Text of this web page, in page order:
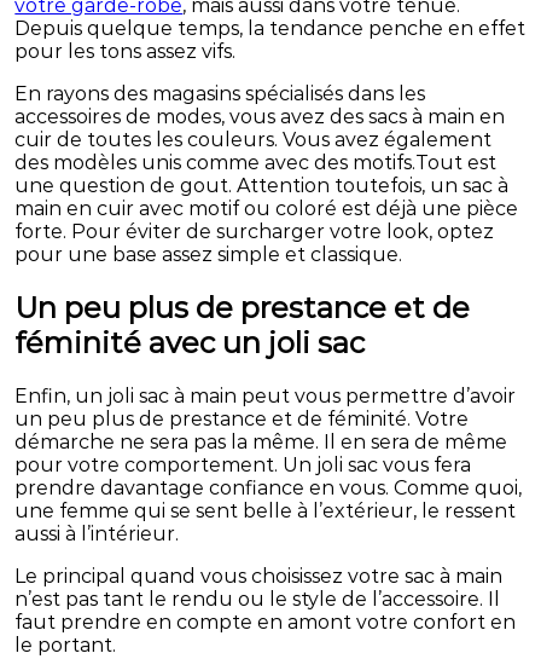
votre garde-robe, mais aussi dans votre tenue.
Depuis quelque temps, la tendance penche en effet
pour les tons assez vifs.
En rayons des magasins spécialisés dans les
accessoires de modes, vous avez des sacs à main en
cuir de toutes les couleurs. Vous avez également
des modèles unis comme avec des motifs.Tout est
une question de gout. Attention toutefois, un sac à
main en cuir avec motif ou coloré est déjà une pièce
forte. Pour éviter de surcharger votre look, optez
pour une base assez simple et classique.
Un peu plus de prestance et de
féminité avec un joli sac
Enfin, un joli sac à main peut vous permettre d’avoir
un peu plus de prestance et de féminité. Votre
démarche ne sera pas la même. Il en sera de même
pour votre comportement. Un joli sac vous fera
prendre davantage confiance en vous. Comme quoi,
une femme qui se sent belle à l’extérieur, le ressent
aussi à l’intérieur.
Le principal quand vous choisissez votre sac à main
n’est pas tant le rendu ou le style de l’accessoire. Il
faut prendre en compte en amont votre confort en
le portant.